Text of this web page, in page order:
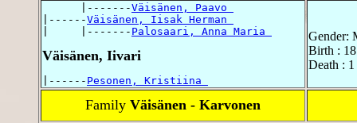
      |-------
Väisänen, Paavo
|------Väisänen, Iisak Herman
|     |------- Palosaari, Anna Maria
Väisänen, Iivari
|------ Pesonen, Kristiina
Gender:
Birth :
Death :
Family Väisänen - Karvonen